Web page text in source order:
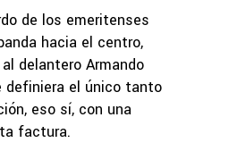
de los emeritenses
hacia el centro,
delantero Armando
definiera el único tanto
eso sí, con una
factura.